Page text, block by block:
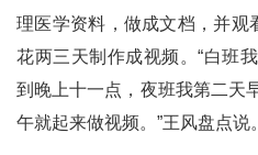
理医学资料，做成文档，并观
花两三天制作成视频。“白班
到晚上十一点，夜班我第二天
午就起来做视频。”王风盘点说。